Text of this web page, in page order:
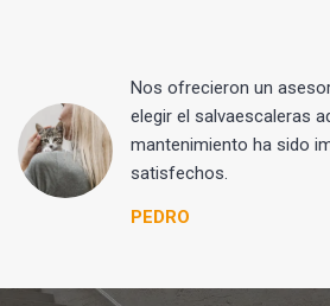
Nos ofrecieron un
elegir el salvaescaleras
mantenimiento ha sido
satisfechos.
PEDRO